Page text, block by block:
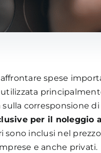
spese
sulla corresponsione
per il noleggio
inclusi nel
e anche privati.